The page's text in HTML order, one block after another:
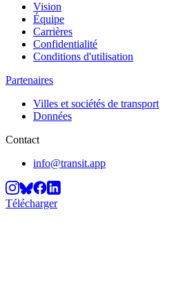
Vision
Équipe
Carrières
Confidentialité
Conditions d'utilisation
Partenaires
Villes et sociétés de transport
Données
Contact
info@transit.app
Télécharger